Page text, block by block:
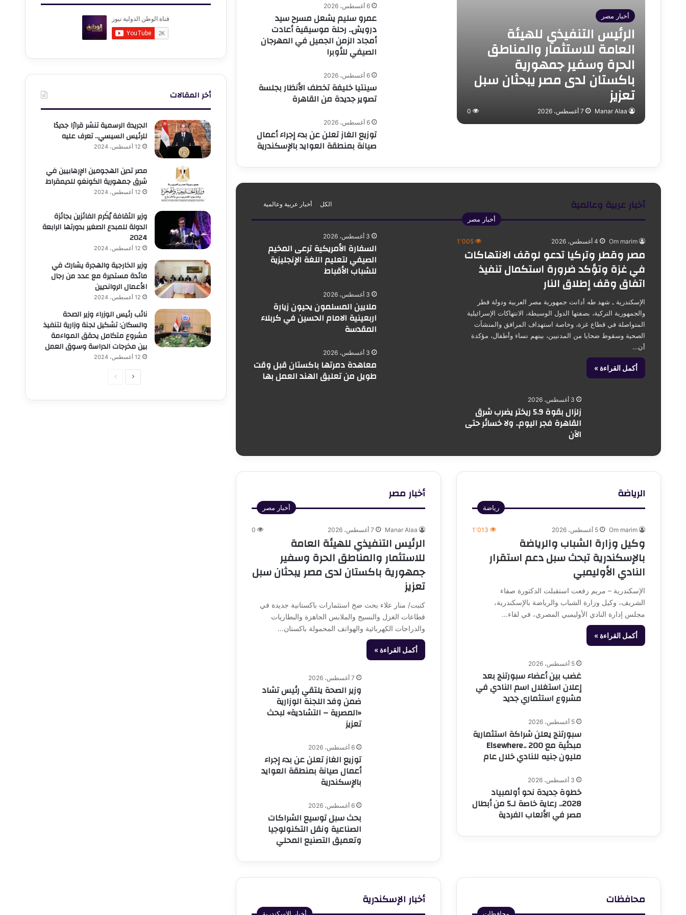
أخبار مصر
الرئيس التنفيذي للهيئة
العامة للاستثمار والمناطق
الحرة وسفير جمهورية
باكستان لدى مصر يبحثان سبل
تعزيز
Manar Alaa 7 أغسطس، 2026 0
6 أغسطس، 2026
عمرو سليم يشعل مسرح سيد
درويش.. رحلة موسيقية أعادت
أمجاد الزمن الجميل في المهرجان
الصيفي للأوبرا
6 أغسطس، 2026
سينتيا خليفة تخطف الأنظار بجلسة
تصوير جديدة من القاهرة
6 أغسطس، 2026
توزيع الغاز تعلن عن بدء إجراء أعمال
صيانة بمنطقة العوايد بالإسكندرية
أخبار عربية وعالمية الكل أخبار عربية وعالمية
أخبار مصر
Om marim 4 أغسطس، 2026 1٬005
مصر وقطر وتركيا تدعو لوقف الانتهاكات
في غزة وتؤكد ضرورة استكمال تنفيذ
اتفاق وقف إطلاق النار
الإسكندرية ـ شهد طه أدانت جمهورية مصر العربية ودولة قطر
والجمهورية التركية، بصفتها الدول الوسيطة، الانتهاكات الإسرائيلية
المتواصلة في قطاع غزة، وخاصة استهداف المرافق والمنشآت
الصحية وسقوط ضحايا من المدنيين، بينهم نساء وأطفال، مؤكدة
أن…
أكمل القراءة »
3 أغسطس، 2026
السفارة الأمريكية ترعى المخيم
الصيفي لتعليم اللغة الإنجليزية
للشباب الأقباط
3 أغسطس، 2026
ملايين المسلمون يحيون زيارة
اربعينية الامام الحسين في كربلاء
المقدسة
3 أغسطس، 2026
معاهدة دمرتها باكستان قبل وقت
طويل من تعليق الهند العمل بها
3 أغسطس، 2026
زلزال بقوة 5.9 ريختر يضرب شرق
القاهرة فجر اليوم.. ولا خسائر حتى
الآن
الرياضة
رياضة
Om marim 5 أغسطس، 2026 1٬013
وكيل وزارة الشباب والرياضة
بالإسكندرية تبحث سبل دعم استقرار
النادي الأوليمبي
الإسكندرية – مريم رفعت استقبلت الدكتورة صفاء
الشريف، وكيل وزارة الشباب والرياضة بالإسكندرية،
مجلس إدارة النادي الأوليمبي المصري، في لقاء…
أكمل القراءة »
5 أغسطس، 2026
غضب بين أعضاء سبورتنج بعد
إعلان استغلال اسم النادي في
مشروع استثماري جديد
5 أغسطس، 2026
سبورتنج يعلن شراكة استثمارية
مبدئية مع Elsewhere.. 200
مليون جنيه للنادي خلال عام
3 أغسطس، 2026
خطوة جديدة نحو أولمبياد
2028.. رعاية خاصة لـ5 من أبطال
مصر في الألعاب الفردية
أخبار مصر
أخبار مصر
Manar Alaa 7 أغسطس، 2026 0
الرئيس التنفيذي للهيئة العامة
للاستثمار والمناطق الحرة وسفير
جمهورية باكستان لدى مصر يبحثان سبل
تعزيز
كتبت/ منار علاء بحث ضخ استثمارات باكستانية جديدة في
قطاعات الغزل والنسيج والملابس الجاهزة والبطاريات
والدراجات الكهربائية والهواتف المحمولة باكستان…
أكمل القراءة »
7 أغسطس، 2026
وزير الصحة يلتقي رئيس تشاد
ضمن وفد اللجنة الوزارية
«المصرية – التشادية» لبحث
تعزيز
6 أغسطس، 2026
توزيع الغاز تعلن عن بدء إجراء
أعمال صيانة بمنطقة العوايد
بالإسكندرية
6 أغسطس، 2026
بحث سبل توسيع الشراكات
الصناعية ونقل التكنولوجيا
وتعميق التصنيع المحلي
محافظات أخبار الإسكندرية
أخر المقالات
الجريدة الرسمية تنشر قرارًا جديدًا
للرئيس السيسي.. تعرف عليه
12 أغسطس، 2024
مصر تدين الهجومين الإرهابيين في
شرق جمهورية الكونغو للديمقراط
12 أغسطس، 2024
وزير الثقافة يُكَرم الفائزين بجائزة
الدولة للمبدع الصغير بدورتها الرابعة
2024
12 أغسطس، 2024
وزير الخارجية والهجرة يشارك في
مائدة مستديرة مع عدد من رجال
الأعمال الروانديين
12 أغسطس، 2024
نائب رئيس الوزراء وزير الصحة
والسكان: تشكيل لجنة وزارية لتنفيذ
مشروع متكامل يحقق المواءمة
بين مخرجات الدراسة وسوق العمل
12 أغسطس، 2024
الصفحة